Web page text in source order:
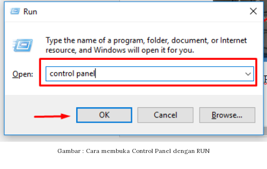
Gambar : Cara membuka Control Panel dengan RUN